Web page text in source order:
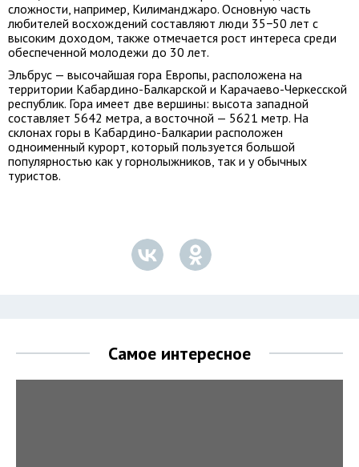
сложности, например, Килиманджаро. Основную часть
любителей восхождений составляют люди 35−50 лет с
высоким доходом, также отмечается рост интереса среди
обеспеченной молодежи до 30 лет.
Эльбрус — высочайшая гора Европы, расположена на
территории Кабардино-Балкарской и Карачаево-Черкесской
республик. Гора имеет две вершины: высота западной
составляет 5642 метра, а восточной — 5621 метр. На
склонах горы в Кабардино-Балкарии расположен
одноименный курорт, который пользуется большой
популярностью как у горнолыжников, так и у обычных
туристов.
Самое интересное